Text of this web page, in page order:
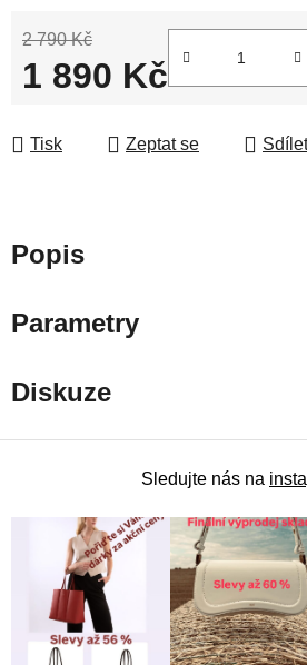
2 790 Kč
1 890 Kč
Tisk Zeptat se Sdílet
Popis
Parametry
Diskuze
Sledujte nás na